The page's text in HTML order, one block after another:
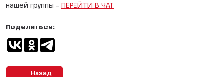
нашей группы - ПЕРЕЙТИ В ЧАТ
Назад
Поделиться: